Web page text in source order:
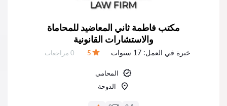
مكتب فاطمة ثاني المعاضيد للمحاماة
والاستشارات القانونية
خبرة في العمل: 17 سنوات 5 عدد المراجعات:
0 مراجعات
المحامي
الدوحة